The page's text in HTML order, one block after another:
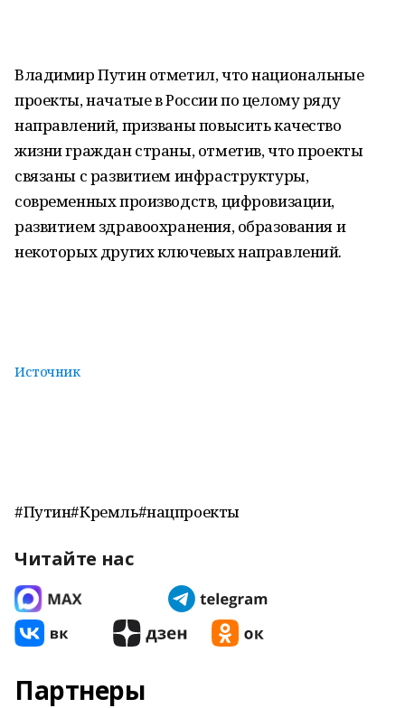
Владимир Путин отметил, что национальные
проекты, начатые в России по целому ряду
направлений, призваны повысить качество
жизни граждан страны, отметив, что проекты
связаны с развитием инфраструктуры,
современных производств, цифровизации,
развитием здравоохранения, образования и
некоторых других ключевых направлений.
Источник
#Путин#Кремль#нацпроекты
Читайте нас
Партнеры